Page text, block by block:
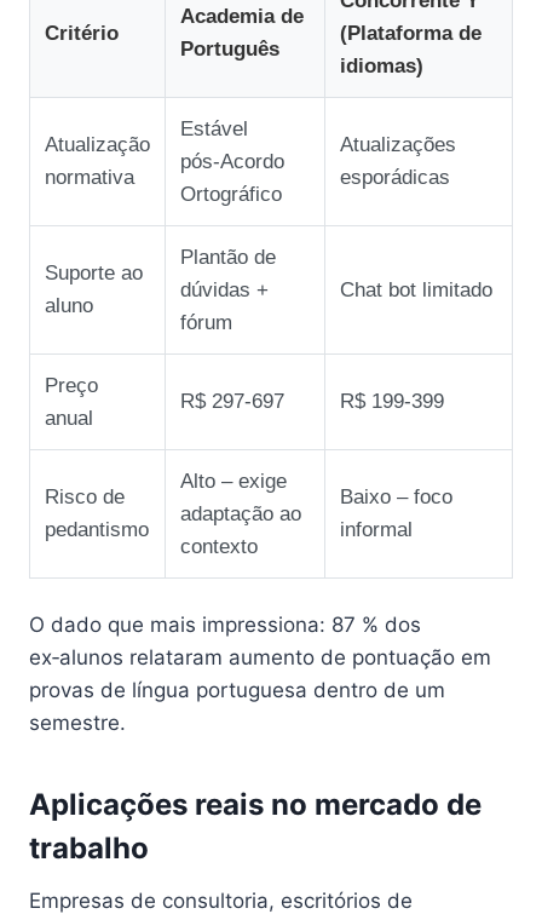
Critério
Academia de
Português
(Plataforma de
idiomas)
Atualização
normativa
Estável
pós‑Acordo
Ortográfico
Atualizações
esporádicas
Suporte ao
aluno
Plantão de
dúvidas +
fórum
Chat bot limitado
Preço
anual
R$ 297‑697 R$ 199‑399
Risco de
pedantismo
Alto – exige
adaptação ao
contexto
Baixo – foco
informal
O dado que mais impressiona: 87 % dos
ex‑alunos relataram aumento de pontuação em
provas de língua portuguesa dentro de um
semestre.
Aplicações reais no mercado de
trabalho
Empresas de consultoria, escritórios de